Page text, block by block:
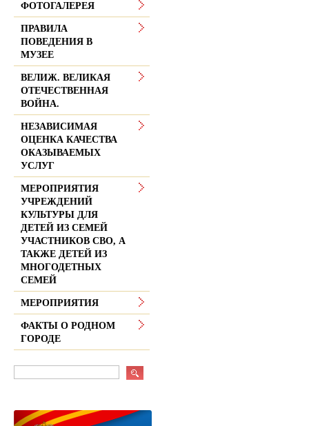
ФОТОГАЛЕРЕЯ
ПРАВИЛА
ПОВЕДЕНИЯ В
МУЗЕЕ
ВЕЛИЖ. ВЕЛИКАЯ
ОТЕЧЕСТВЕННАЯ
ВОЙНА.
НЕЗАВИСИМАЯ
ОЦЕНКА КАЧЕСТВА
ОКАЗЫВАЕМЫХ
УСЛУГ
МЕРОПРИЯТИЯ
УЧРЕЖДЕНИЙ
КУЛЬТУРЫ ДЛЯ
ДЕТЕЙ ИЗ СЕМЕЙ
УЧАСТНИКОВ СВО, А
ТАКЖЕ ДЕТЕЙ ИЗ
МНОГОДЕТНЫХ
СЕМЕЙ
МЕРОПРИЯТИЯ
ФАКТЫ О РОДНОМ
ГОРОДЕ